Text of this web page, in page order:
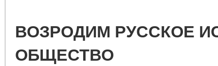
ВОЗРОДИМ РУССКОЕ
ОБЩЕСТВО